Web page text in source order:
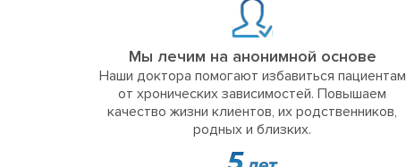
Мы лечим на анонимной основе
Наши доктора помогают избавиться пациентам
от хронических зависимостей. Повышаем
качество жизни клиентов, их родственников,
родных и близких.